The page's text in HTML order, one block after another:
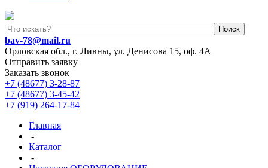
Поиск
bav-78@mail.ru
Орловская обл., г. Ливны, ул. Денисова 15, оф. 4А
Отправить заявку
Заказать звонок
+7 (48677) 3-28-87
+7 (48677) 3-45-42
+7 (919) 264-17-84
Главная
-
Каталог
-